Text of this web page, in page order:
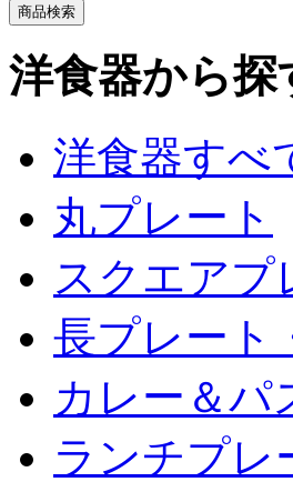
洋食器から探
洋食器すべ
丸プレート
スクエアプ
長プレート
カレー＆パ
ランチプレ